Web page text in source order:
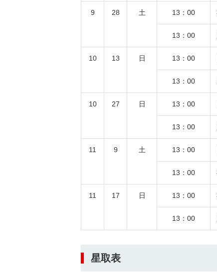
9 28 土 13：00
13：00
10 13 日 13：00
13：00
10 27 日 13：00
13：00
11 9 土 13：00
13：00
11 17 日 13：00
13：00
星取表